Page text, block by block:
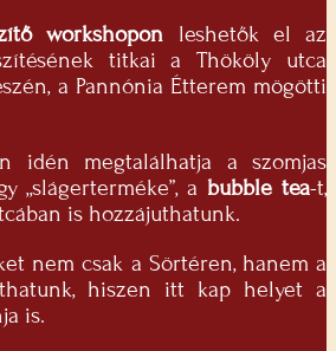
workshopon leshetők el az
titkai a Thököly utca
a Pannónia Étterem mögötti
idén megtalálhatja a szomjas
„slágerterméke”, a bubble tea-t,
is hozzájuthatunk.
nem csak a Sörtéren, hanem a
hiszen itt kap helyet a
is.